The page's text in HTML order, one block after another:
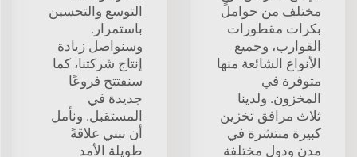
مختلف من حوامل
بكرات مقطورات
القوارب، وجميع
الأنواع الشائعة منها
متوفرة في
المخزون. ولدينا
ثلاث مرافق تخزين
كبيرة منتشرة في
مدن ودول مختلفة
التوسع والتحسين
باستمرار.
وسنواصل زيادة
إنتاج شركتنا، كما
سنفتتح فروعًا
جديدة في
المستقبل. ونأمل
أن نبني علاقةً
طويلة الأمد